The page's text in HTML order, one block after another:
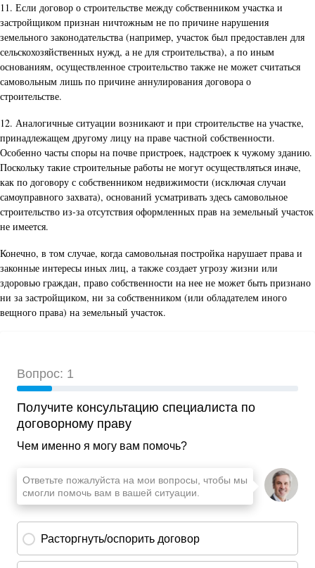
11. Если договор о строительстве между собственником участка и
застройщиком признан ничтожным не по причине нарушения
земельного законодательства (например, участок был предоставлен для
сельскохозяйственных нужд, а не для строительства), а по иным
основаниям, осуществленное строительство также не может считаться
самовольным лишь по причине аннулирования договора о
строительстве.
12. Аналогичные ситуации возникают и при строительстве на участке,
принадлежащем другому лицу на праве частной собственности.
Особенно часты споры на почве пристроек, надстроек к чужому зданию.
Поскольку такие строительные работы не могут осуществляться иначе,
как по договору с собственником недвижимости (исключая случаи
самоуправного захвата), оснований усматривать здесь самовольное
строительство из-за отсутствия оформленных прав на земельный участок
не имеется.
Конечно, в том случае, когда самовольная постройка нарушает права и
законные интересы иных лиц, а также создает угрозу жизни или
здоровью граждан, право собственности на нее не может быть признано
ни за застройщиком, ни за собственником (или обладателем иного
вещного права) на земельный участок.